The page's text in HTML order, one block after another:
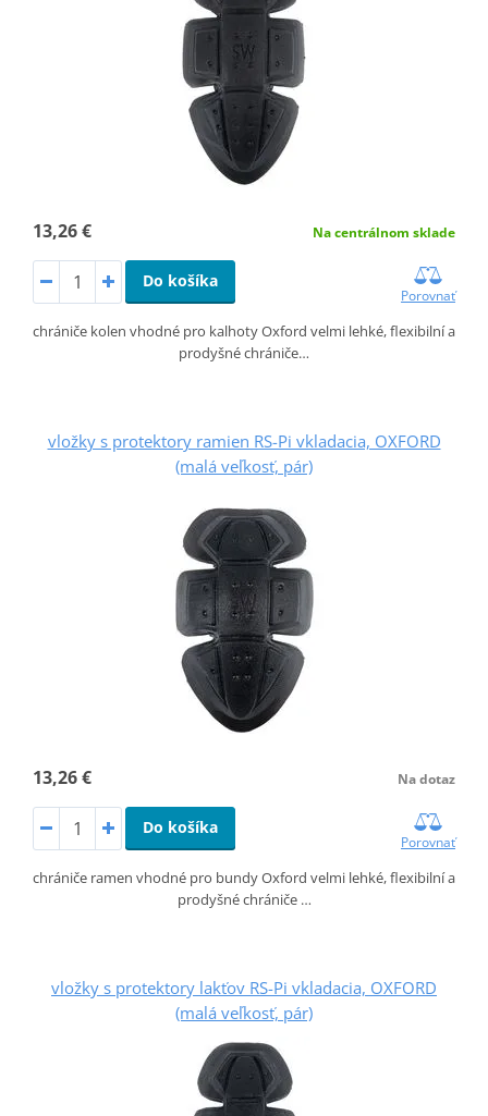
13,26 € Na centrálnom sklade
Do košíka
Porovnať
chrániče kolen vhodné pro kalhoty Oxford velmi lehké, flexibilní a
prodyšné chrániče…
vložky s protektory ramien RS-Pi vkladacia, OXFORD
(malá veľkosť, pár)
13,26 € Na dotaz
Do košíka
Porovnať
chrániče ramen vhodné pro bundy Oxford velmi lehké, flexibilní a
prodyšné chrániče …
vložky s protektory lakťov RS-Pi vkladacia, OXFORD
(malá veľkosť, pár)